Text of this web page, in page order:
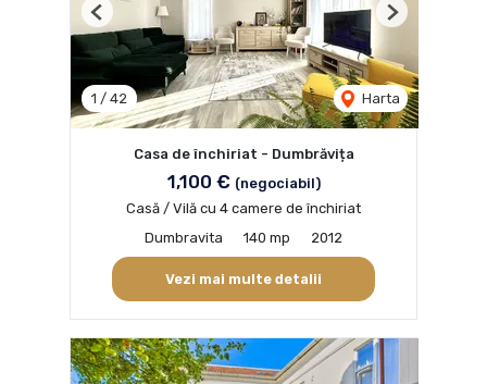
1 / 42 Harta
Previous Next
Casa de închiriat - Dumbrăvița
1,100 € (negociabil)
Casă / Vilă cu 4 camere de închiriat
Dumbravita
140 mp 2012
Vezi mai multe detalii